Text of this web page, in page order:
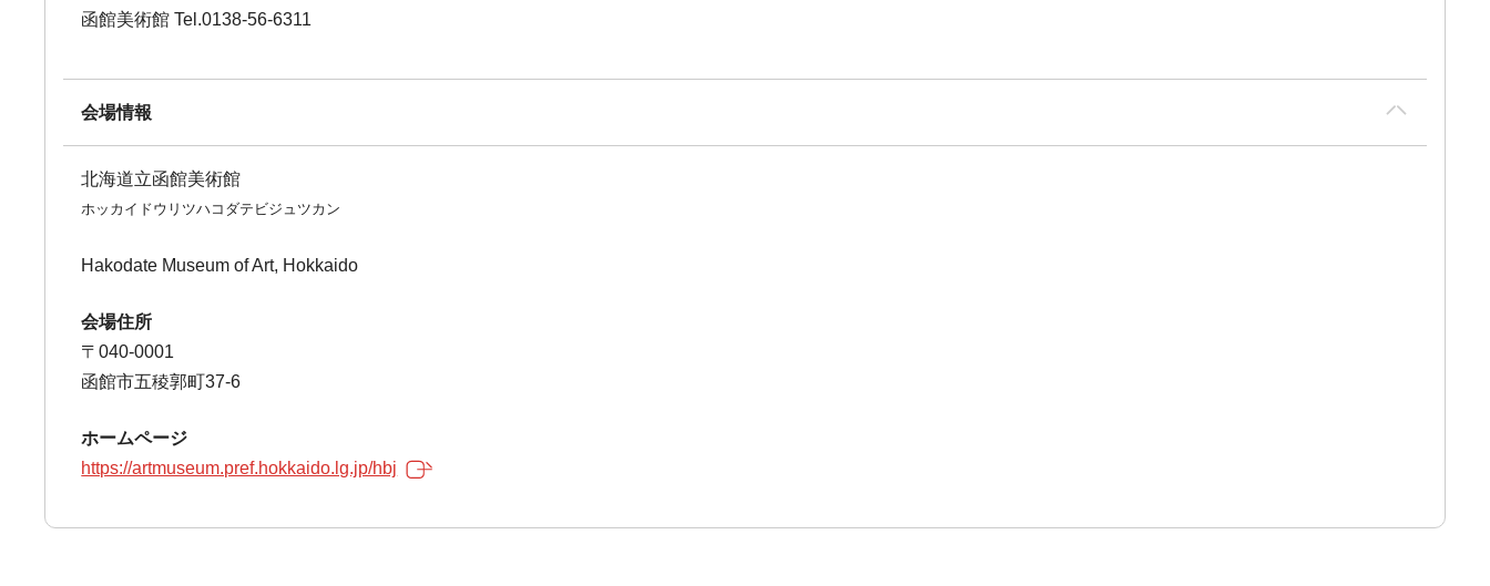
函館美術館 Tel.0138-56-6311
会場情報
北海道立函館美術館
ホッカイドウリツハコダテビジュツカン
Hakodate Museum of Art, Hokkaido
会場住所
〒040-0001
函館市五稜郭町37-6
ホームページ
https://artmuseum.pref.hokkaido.lg.jp/hbj